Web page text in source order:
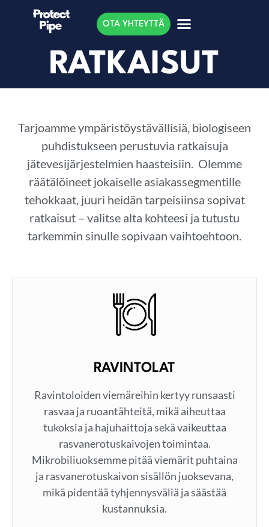
OTA YHTEYTTÄ
RATKAISUT
Tarjoamme ympäristöystävällisiä, biologiseen
puhdistukseen perustuvia ratkaisuja
jätevesijärjestelmien haasteisiin. Olemme
räätälöineet jokaiselle asiakassegmentille
tehokkaat, juuri heidän tarpeisiinsa sopivat
ratkaisut – valitse alta kohteesi ja tutustu
tarkemmin sinulle sopivaan vaihtoehtoon.
RAVINTOLAT
Ravintoloiden viemäreihin kertyy runsaasti
rasvaa ja ruoantähteitä, mikä aiheuttaa
tukoksia ja hajuhaittoja sekä vaikeuttaa
rasvanerotuskaivojen toimintaa.
Mikrobiliuoksemme pitää viemärit puhtaina
ja rasvanerotuskaivon sisällön juoksevana,
mikä pidentää tyhjennysväliä ja säästää
kustannuksia.